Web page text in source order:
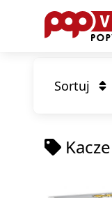
Sortuj